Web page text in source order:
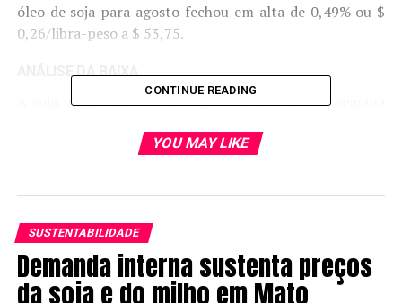
óleo de soja para agosto fechou em alta de 0,49% ou $
0,26/libra-peso a $ 53,75.
ANÁLISE DA BAIXA
A soja, negociada em Chicago fechou o dia e a semana
por um relatório de oferta e demanda tido como
Para a América do Sul o USDA manteve a produção
brasileira e aumentou a Argentina, para exportação o
departamento reduziu a exportação brasileira, mas
CONTINUE READING
YOU MAY LIKE
SUSTENTABILIDADE
Demanda interna sustenta preços
da soja e do milho em Mato